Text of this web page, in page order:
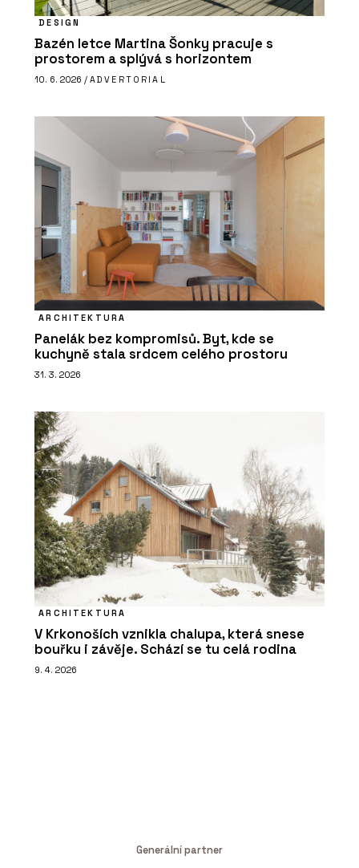
DESIGN
Bazén letce Martina Šonky pracuje s
prostorem a splývá s horizontem
10. 6. 2026 / ADVERTORIAL
ARCHITEKTURA
Panelák bez kompromisů. Byt, kde se
kuchyně stala srdcem celého prostoru
31. 3. 2026
ARCHITEKTURA
V Krkonoších vznikla chalupa, která snese
bouřku i závěje. Schází se tu celá rodina
9. 4. 2026
Generální partner